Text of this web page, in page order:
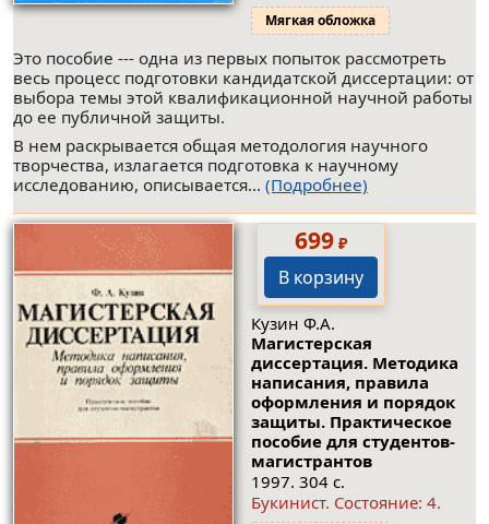
Мягкая обложка
Это пособие --- одна из первых попыток рассмотреть
весь процесс подготовки кандидатской диссертации: от
выбора темы этой квалификационной научной работы
до ее публичной защиты.
В нем раскрывается общая методология научного
творчества, излагается подготовка к научному
исследованию, описывается... (Подробнее)
699₽
В корзину
Кузин Ф.А.
Магистерская
диссертация. Методика
написания, правила
оформления и порядок
защиты. Практическое
пособие для студентов-
магистрантов
1997. 304 с.
Букинист. Состояние: 4.